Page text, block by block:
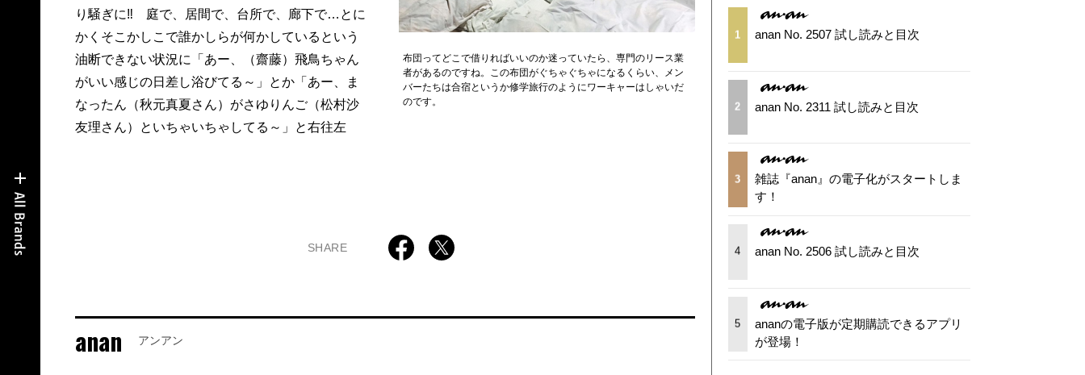
り騒ぎに‼ 庭で、居間で、台所で、廊下で…とに
かくそこかしこで誰かしらが何かしているという
油断できない状況に「あー、（齋藤）飛鳥ちゃん
がいい感じの日差し浴びてる～」とか「あー、ま
なったん（秋元真夏さん）がさゆりんご（松村沙
友理さん）といちゃいちゃしてる～」と右往左
布団ってどこで借りればいいのか迷っていたら、専門のリース業
者があるのですね。この布団がぐちゃぐちゃになるくらい、メン
バーたちは合宿というか修学旅行のようにワーキャーはしゃいだ
のです。
SHARE
anan アンアン
1 anan No. 2507 試し読みと目次
2 anan No. 2311 試し読みと目次
3
雑誌『anan』の電子化がスタートしま
す！
4 anan No. 2506 試し読みと目次
5
ananの電子版が定期購読できるアプリ
が登場！